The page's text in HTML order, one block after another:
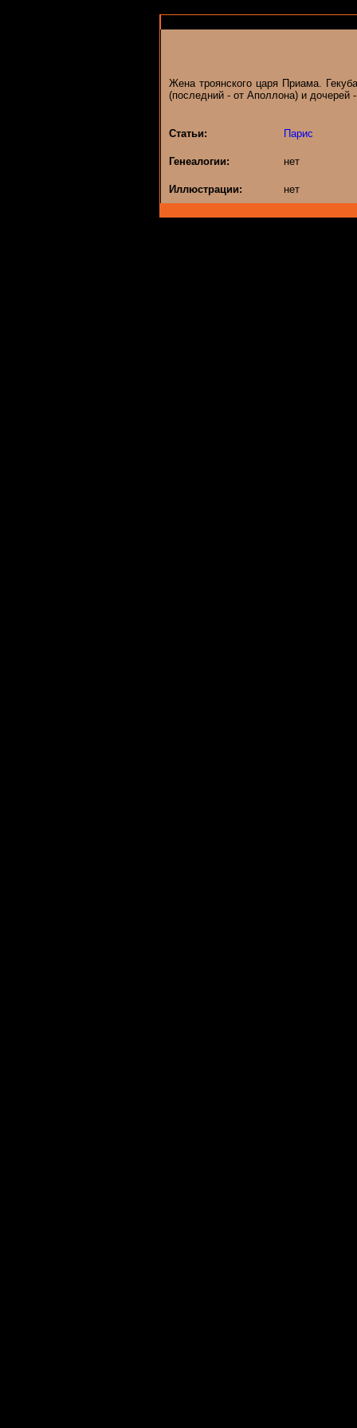
Жена троянского царя Приама.
(последний - от Аполлона) и дочерей
Статьи: Парис
Генеалогии: нет
Иллюстрации: нет